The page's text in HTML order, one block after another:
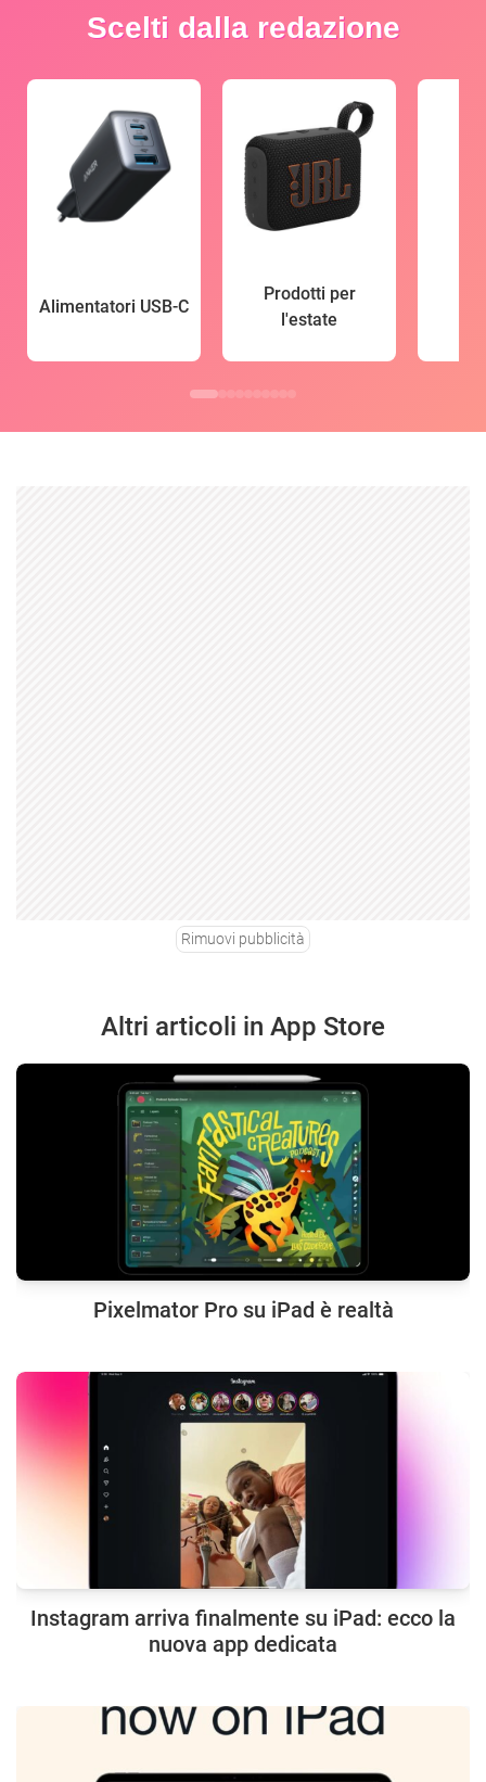
Scelti dalla redazione
Alimentatori USB-C
Prodotti per
l'estate
Rimuovi pubblicità
Altri articoli in App Store
Pixelmator Pro su iPad è realtà
Instagram arriva finalmente su iPad: ecco la
nuova app dedicata